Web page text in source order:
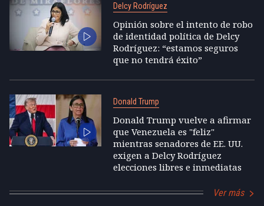
Delcy Rodríguez
Opinión sobre el intento de robo
de identidad política de Delcy
Rodríguez: “estamos seguros
que no tendrá éxito”
Donald Trump
Donald Trump vuelve a afirmar
que Venezuela es "feliz"
mientras senadores de EE. UU.
exigen a Delcy Rodríguez
elecciones libres e inmediatas
Ver más